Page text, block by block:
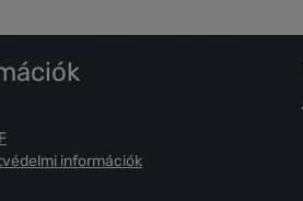
információk